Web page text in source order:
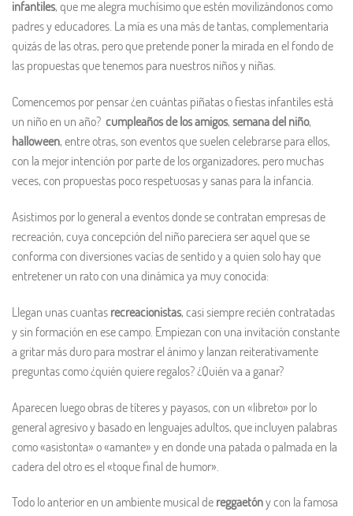
infantiles, que me alegra muchísimo que estén movilizándonos como
padres y educadores. La mía es una más de tantas, complementaria
quizás de las otras, pero que pretende poner la mirada en el fondo de
las propuestas que tenemos para nuestros niños y niñas.
Comencemos por pensar ¿en cuántas piñatas o fiestas infantiles está
un niño en un año? cumpleaños de los amigos, semana del niño,
halloween, entre otras, son eventos que suelen celebrarse para ellos,
con la mejor intención por parte de los organizadores, pero muchas
veces, con propuestas poco respetuosas y sanas para la infancia.
Asistimos por lo general a eventos donde se contratan empresas de
recreación, cuya concepción del niño pareciera ser aquel que se
conforma con diversiones vacías de sentido y a quien solo hay que
entretener un rato con una dinámica ya muy conocida:
Llegan unas cuantas recreacionistas, casi siempre recién contratadas
y sin formación en ese campo. Empiezan con una invitación constante
a gritar más duro para mostrar el ánimo y lanzan reiterativamente
preguntas como ¿quién quiere regalos? ¿Quién va a ganar?
Aparecen luego obras de títeres y payasos, con un «libreto» por lo
general agresivo y basado en lenguajes adultos, que incluyen palabras
como «asistonta» o «amante» y en donde una patada o palmada en la
cadera del otro es el «toque final de humor».
Todo lo anterior en un ambiente musical de reggaetóny con la famosa